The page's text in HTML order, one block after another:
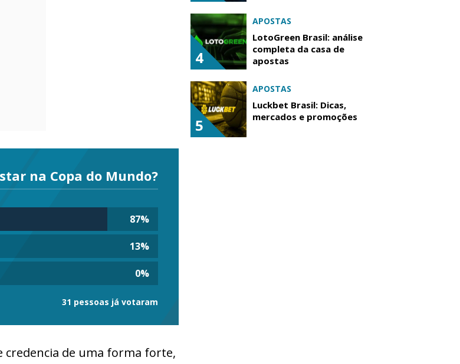
na Copa do Mundo?
87%
13%
0%
31 pessoas já votaram
credencia de uma forma forte,
4
APOSTAS
LotoGreen Brasil: análise
completa da casa de
apostas
5
APOSTAS
Luckbet Brasil: Dicas,
mercados e promoções